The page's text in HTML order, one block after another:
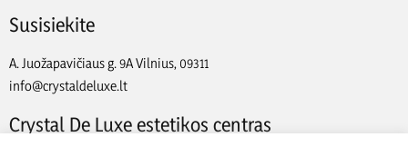
Susisiekite
A. Juožapavičiaus g. 9A Vilnius, 09311
info@crystaldeluxe.lt
Crystal De Luxe estetikos centras